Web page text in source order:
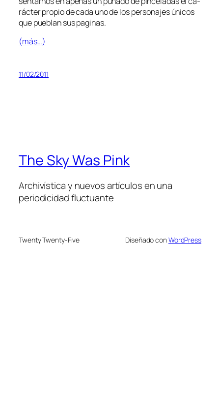
rác­ter pro­pio de ca­da uno de los per­so­na­jes úni­cos
que pue­blan sus paginas.
(más…)
11/02/2011
The Sky Was Pink
Archivística y nuevos artículos en una
periodicidad fluctuante
Twenty Twenty-Five Diseñado conWordPress